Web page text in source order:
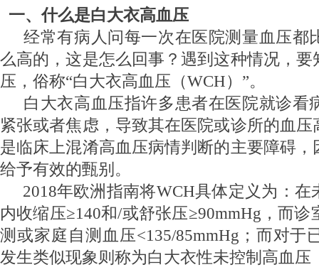
一、什么是白大衣高血压
经常有病人问每一次在医院测量血压都
么高的，这是怎么回事？遇到这种情况，
压，俗称“白大衣高血压（WCH）”。
白大衣高血压指许多患者在医院就诊看
紧张或者焦虑，导致其在医院或诊所的血
是临床上混淆高血压病情判断的主要障碍
给予有效的甄别。
2018年欧洲指南将WCH具体定义为：在
内收缩压≥140和/或舒张压≥90mmHg，而
测或家庭自测血压<135/85mmHg；而对于
发生类似现象则称为白大衣性未控制高血压